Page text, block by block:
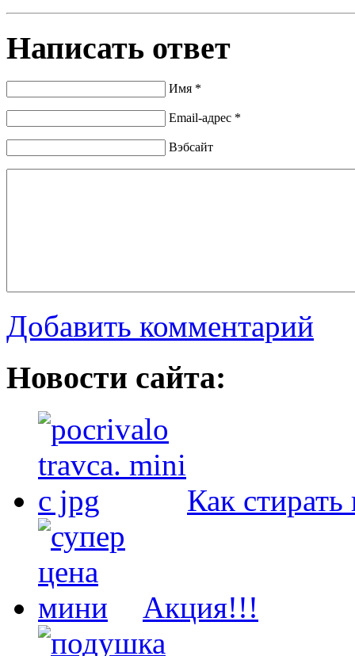
Написать ответ
Имя *
Email-адрес *
Вэбсайт
Добавить комментарий
Новости сайта:
Как стирать
Акция!!!